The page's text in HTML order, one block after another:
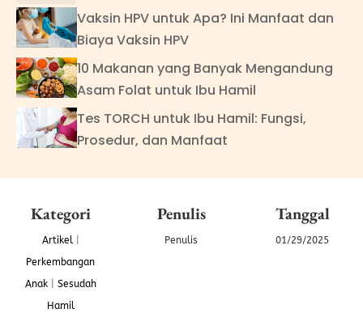
Vaksin HPV untuk Apa? Ini Manfaat dan
Biaya Vaksin HPV
10 Makanan yang Banyak Mengandung
Asam Folat untuk Ibu Hamil
Tes TORCH untuk Ibu Hamil: Fungsi,
Prosedur, dan Manfaat
Kategori
Artikel|
Perkembangan
Anak| Sesudah
Hamil
Penulis
Penulis
Tanggal
01/29/2025